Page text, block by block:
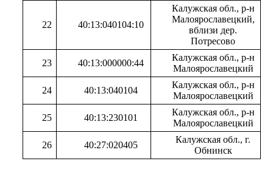
22 40:13:040104:10
Калужская обл., р-н
Малоярославецкий,
вблизи дер.
Потресово
23 40:13:000000:44
Калужская обл., р-н
Малоярославецкий
24 40:13:040104
Калужская обл., р-н
Малоярославецкий
25 40:13:230101
Калужская обл., р-н
Малоярославецкий
26 40:27:020405
Калужская обл., г.
Обнинск